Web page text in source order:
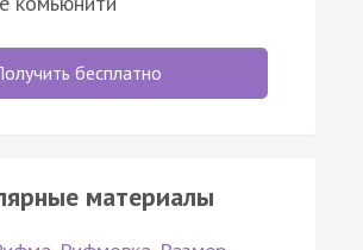
бесплатно
материалы